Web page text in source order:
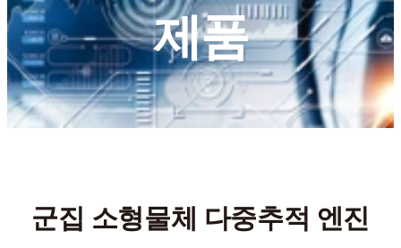
제품
군집 소형물체 다중추적 엔진